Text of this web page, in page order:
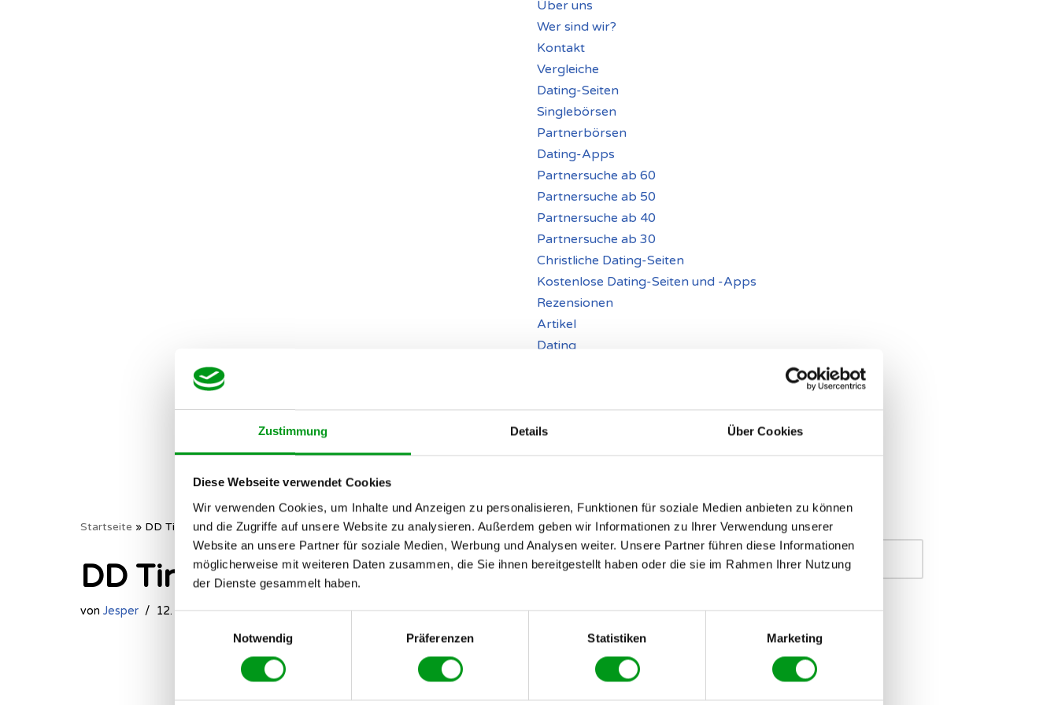
Zustimmung Details Über Cookies
Diese Webseite verwendet Cookies
Wir verwenden Cookies, um Inhalte und Anzeigen zu personalisieren, Funktionen für soziale Medien anbieten zu können
und die Zugriffe auf unsere Website zu analysieren. Außerdem geben wir Informationen zu Ihrer Verwendung unserer
Website an unsere Partner für soziale Medien, Werbung und Analysen weiter. Unsere Partner führen diese Informationen
möglicherweise mit weiteren Daten zusammen, die Sie ihnen bereitgestellt haben oder die sie im Rahmen Ihrer Nutzung
der Dienste gesammelt haben.
Notwendig
Präferenzen Statistiken Marketing
Über uns
Wer sind wir?
Kontakt
Vergleiche
Dating-Seiten
Singlebörsen
Partnerbörsen
Dating-Apps
Partnersuche ab 60
Partnersuche ab 50
Partnersuche ab 40
Partnersuche ab 30
Christliche Dating-Seiten
Kostenlose Dating-Seiten und -Apps
Rezensionen
Artikel
Dating
Über uns
Wer sind wir?
Kontakt
Startseite » DD Tinder (Partnersuche)
DD Tinder (Partnersuche)
von Jesper 12. November 2024
Suchen